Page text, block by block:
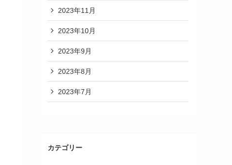
2023年11月
2023年10月
2023年9月
2023年8月
2023年7月
カテゴリー